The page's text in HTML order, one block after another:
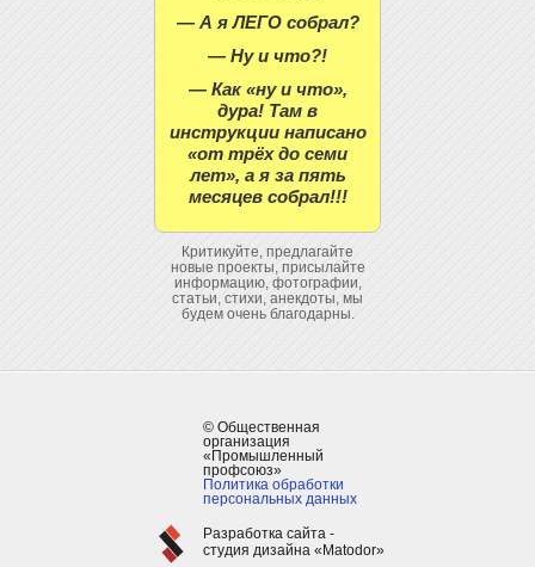
— А я ЛЕГО собрал?
— Ну и что?!
— Как «ну и что»,
дура! Там в
инструкции написано
«от трёх до семи
лет», а я за пять
месяцев собрал!!!
Критикуйте, предлагайте
новые проекты, присылайте
информацию, фотографии,
статьи, стихи, анекдоты, мы
будем очень благодарны.
© Общественная
организация
«Промышленный
профсоюз»
Политика обработки
персональных данных
Разработка сайта -
студия дизайна «Matodor»